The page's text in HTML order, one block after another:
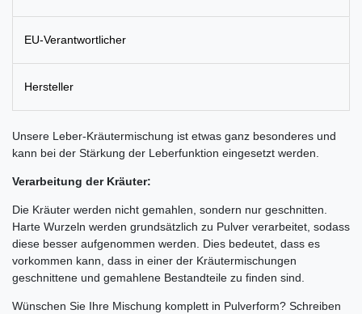
EU-Verantwortlicher
Hersteller
Unsere Leber-Kräutermischung ist etwas ganz besonderes und
kann bei der Stärkung der Leberfunktion eingesetzt werden.
Verarbeitung der Kräuter:
Die Kräuter werden nicht gemahlen, sondern nur geschnitten.
Harte Wurzeln werden grundsätzlich zu Pulver verarbeitet, sodass
diese besser aufgenommen werden. Dies bedeutet, dass es
vorkommen kann, dass in einer der Kräutermischungen
geschnittene und gemahlene Bestandteile zu finden sind.
Wünschen Sie Ihre Mischung komplett in Pulverform? Schreiben